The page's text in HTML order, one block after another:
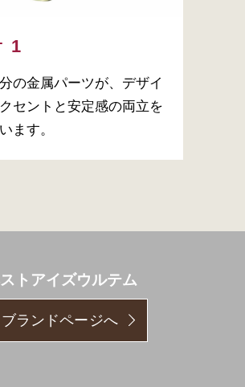
の金属パーツが、デザイ
セントと安定感の両立を
ます。
トアイズウルテム
ブランドページへ